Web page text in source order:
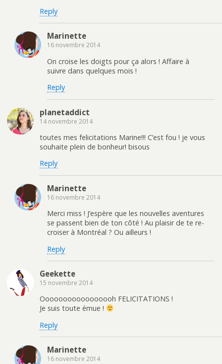
Reply
Marinette
16 novembre 2014
On croise les doigts pour ça alors ! Affaire à
suivre dans quelques mois !
Reply
planetaddict
14 novembre 2014
toutes mes felicitations Marine!!! C’est fou ! je vous
souhaite plein de bonheur! bisous
Reply
Marinette
16 novembre 2014
Merci miss ! J’espère que les nouvelles aventures
se passent bien de ton côté ! Au plaisir de te re-
croiser à Montréal ? Ou ailleurs !
Reply
Geekette
15 novembre 2014
Ooooooooooooooooh FELICITATIONS !
Je suis toute émue !
Reply
Marinette
16 novembre 2014